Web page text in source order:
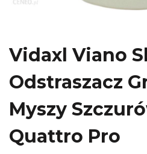
Vidaxl Viano
Odstraszacz
Myszy
Quattro Pro